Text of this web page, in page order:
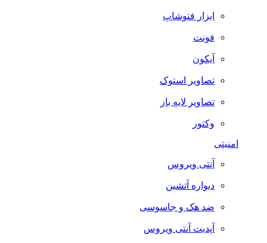
ابزار فتوشاپ
فونت
آیکون
تصاویر استوک
تصاویر لایه باز
وکتور
امنیتی
آنتی ویروس
دیواره آتشین
ضد هک و جاسوسی
آپدیت آنتی ویروس